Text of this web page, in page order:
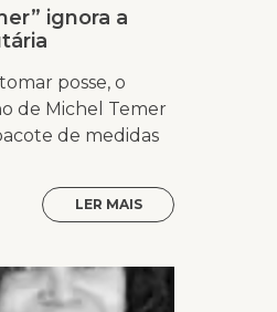
ignora a
posse, o
de Michel Temer
de medidas
LER MAIS